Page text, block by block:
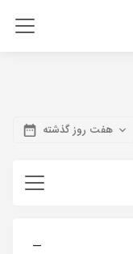
هفت روز گذشته
—